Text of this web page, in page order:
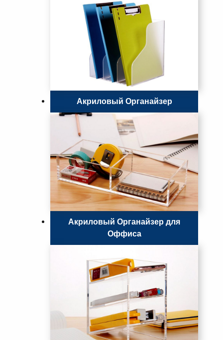
Акриловый Органайзер
Акриловый Органайзер для
Оффиса